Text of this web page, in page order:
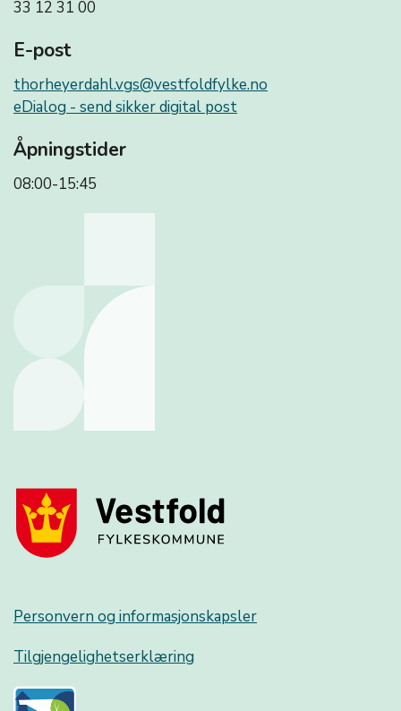
33 12 31 00
E-post
thorheyerdahl.vgs@vestfoldfylke.no
eDialog - send sikker digital post
Åpningstider
08:00-15:45
Personvern og informasjonskapsler
Tilgjengelighetserklæring